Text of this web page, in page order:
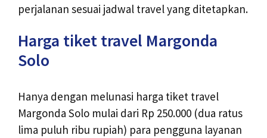
perjalanan sesuai jadwal travel yang ditetapkan.
Harga tiket travel Margonda
Solo
Hanya dengan melunasi harga tiket travel
Margonda Solo mulai dari Rp 250.000 (dua ratus
lima puluh ribu rupiah) para pengguna layanan